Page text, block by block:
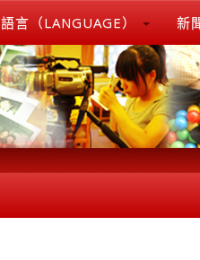
語言（LANGUAGE） 新